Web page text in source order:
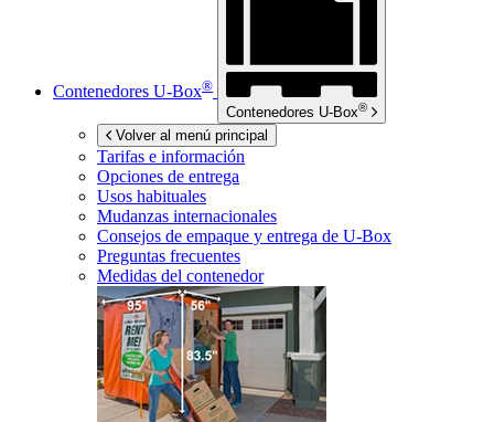
Contenedores U-Box®
Contenedores U-Box®
Volver al menú principal
Tarifas e información
Opciones de entrega
Usos habituales
Mudanzas internacionales
Consejos de empaque y entrega de U-Box
Preguntas frecuentes
Medidas del contenedor